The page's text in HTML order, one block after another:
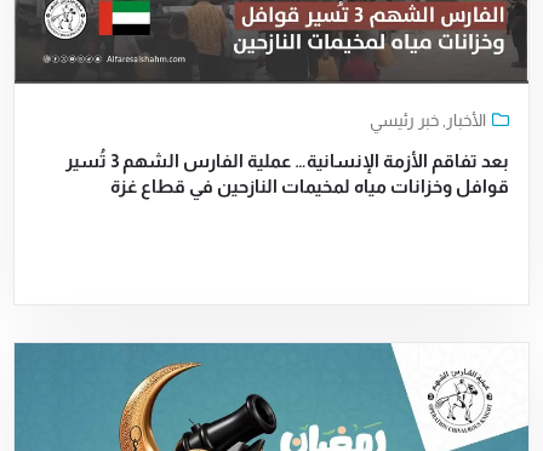
الأخبار ,خبر رئيسي
بعد تفاقم الأزمة الإنسانية… عملية الفارس الشهم 3 تُسير
قوافل وخزانات مياه لمخيمات النازحين في قطاع غزة